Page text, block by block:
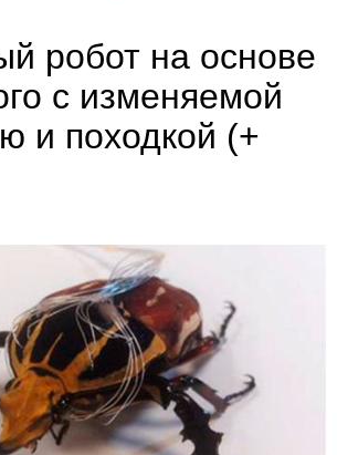
робот на основе
с изменяемой
и походкой (+